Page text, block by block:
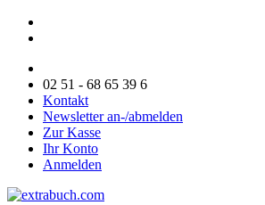
02 51 - 68 65 39 6
Kontakt
Newsletter an-/abmelden
Zur Kasse
Ihr Konto
Anmelden